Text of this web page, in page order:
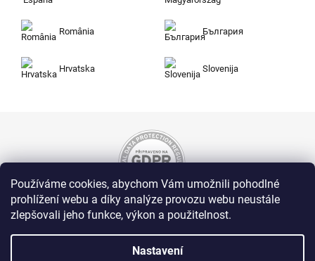
Používáme cookies, abychom Vám umožnili pohodlné
prohlížení webu a díky analýze provozu webu neustále
zlepšovali jeho funkce, výkon a použitelnost.
Nastavení
România България
Hrvatska Slovenija
Nakupujte na Zuty bezpečně a bez obav. Díky
prohlížečem a serverem se přenášejí v